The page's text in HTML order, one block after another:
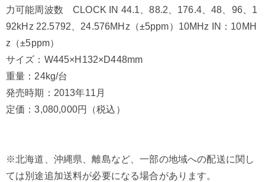
力可能周波数 CLOCK IN 44.1、88.2、176.4、48、96、1
92kHz 22.5792、24.576MHz（±5ppm）10MHz IN：10MH
z（±5ppm）
サイズ：W445×H132×D448mm
重量：24kg/台
発売時期：2013年11月
定価：3,080,000円（税込）
※北海道、沖縄県、離島など、一部の地域への配送に関し
ては別途追加送料が必要になる場合があります。